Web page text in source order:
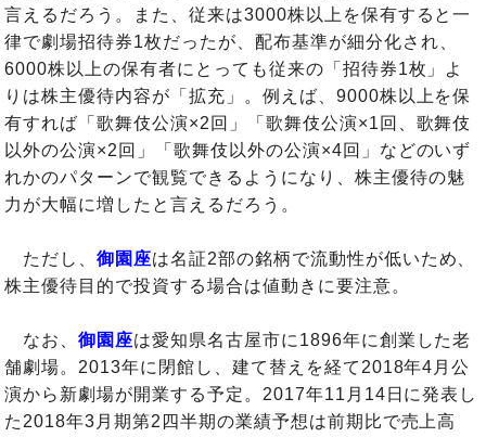
言えるだろう。また、従来は3000株以上を保有すると一
律で劇場招待券1枚だったが、配布基準が細分化され、
6000株以上の保有者にとっても従来の「招待券1枚」よ
りは株主優待内容が「拡充」。例えば、9000株以上を保
有すれば「歌舞伎公演×2回」「歌舞伎公演×1回、歌舞伎
以外の公演×2回」「歌舞伎以外の公演×4回」などのいず
れかのパターンで観覧できるようになり、株主優待の魅
力が大幅に増したと言えるだろう。
ただし、御園座は名証2部の銘柄で流動性が低いため、
株主優待目的で投資する場合は値動きに要注意。
なお、御園座は愛知県名古屋市に1896年に創業した老
舗劇場。2013年に閉館し、建て替えを経て2018年4月公
演から新劇場が開業する予定。2017年11月14日に発表し
た2018年3月期第2四半期の業績予想は前期比で売上高